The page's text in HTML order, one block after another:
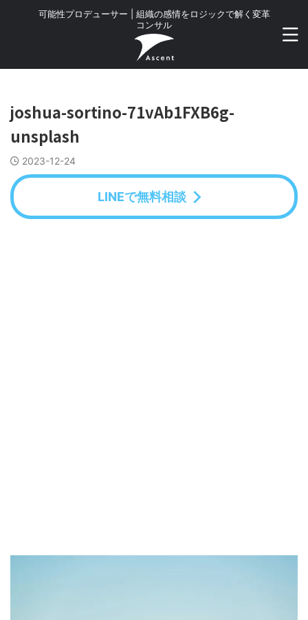
可能性プロデューサー | 組織の感情をロジックで解く変革
コンサル
joshua-sortino-71vAb1FXB6g-
unsplash
2023-12-24
LINEで無料相談